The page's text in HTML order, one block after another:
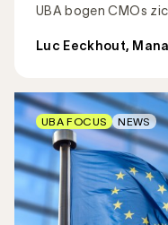
UBA bogen CMOs
Luc Eeckhout,
UBA FOCUS NEWS